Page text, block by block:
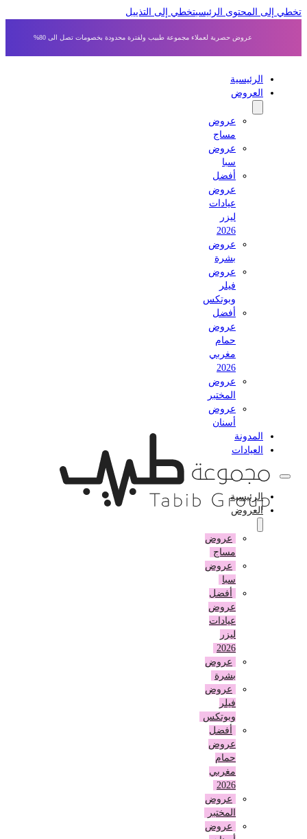
إلى المحتوى الرئيسي تخطي إلى التذييل
عروض حصرية لعملاء مجموعة طبيب ولفترة محدودة بخصومات تصل الى 80%
الرئيسية
العروض
عروض
مساج
عروض
أفضل
عروض
عيادات
عروض
بشرة
عروض
وبوتكس
أفضل
عروض
حمام
مغربي
عروض
المختبر
عروض
أسنان
المدونة
العيادات
الرئيسية
العروض
عروض
مساج
عروض
أفضل
عروض
عيادات
عروض
بشرة
عروض
وبوتكس
أفضل
عروض
حمام
مغربي
عروض
المختبر
عروض